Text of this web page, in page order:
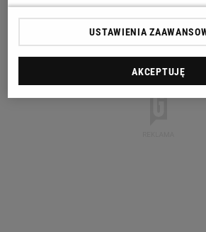
USTAWIENIA
AKCEPTUJĘ